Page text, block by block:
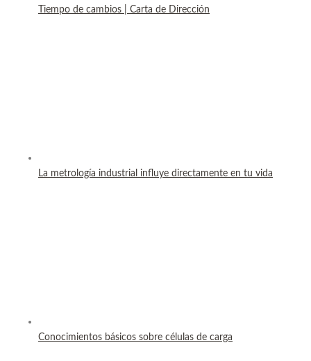
Tiempo de cambios | Carta de Dirección
La metrología industrial influye directamente en tu vida
Conocimientos básicos sobre células de carga